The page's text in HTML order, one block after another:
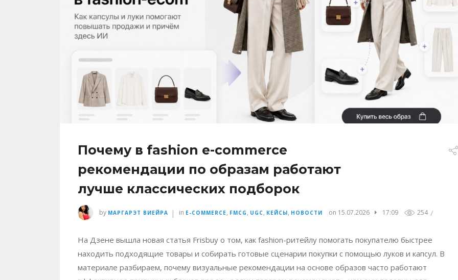
Почему в fashion e-commerce
рекомендации по образам работают
лучше классических подборок
by МАРГАРЭТ ВИЕЙРА | in E-COMMERCE, FMCG , UGC , КЕЙСЫ, НОВОСТИ on 15.07.2026 17:09 254 /
На Дзене вышла новая статья Frisbuy о том, как fashion-ритейлу помогать покупателю быстрее
находить подходящие товары и собирать готовые сценарии покупки с помощью луков и капсул. В
материале разбираем, почему визуальные рекомендации на основе образов часто работают